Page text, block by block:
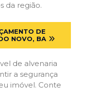
da região.
DE
NOVO, BA
de alvenaria
a segurança
imóvel. Conte